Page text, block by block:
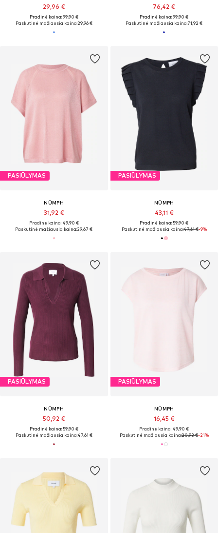
29,96 €
Pradinė kaina: 99,90 €
Paskutinė mažiausia kaina:29,96 €
76,42 €
Pradinė kaina: 99,90 €
Paskutinė mažiausia kaina:71,92 €
PASIŪLYMAS
NÜMPH
31,92 €
Pradinė kaina: 49,90 €
Paskutinė mažiausia kaina:29,67 €
PASIŪLYMAS
NÜMPH
43,11 €
Pradinė kaina: 59,90 €
Paskutinė mažiausia kaina:47,61 €-9%
PASIŪLYMAS
NÜMPH
50,92 €
Pradinė kaina: 59,90 €
Paskutinė mažiausia kaina:47,61 €
PASIŪLYMAS
NÜMPH
16,45 €
Pradinė kaina: 49,90 €
Paskutinė mažiausia kaina:20,93 €-21%